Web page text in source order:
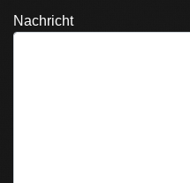
Nachricht